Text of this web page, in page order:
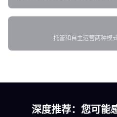
托管和自主运营两种模
深度推荐：您可能